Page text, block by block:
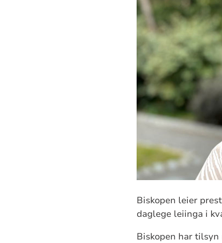
Biskopen leier
daglege leiinga i
Biskopen har tilsyn